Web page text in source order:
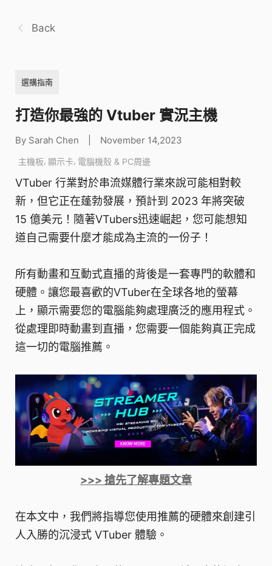
Back
選購指南
打造你最強的 Vtuber 實況主機
By Sarah Chen November 14,2023
主機板, 顯示卡, 電腦機殼 & PC周邊
VTuber 行業對於串流媒體行業來說可能相對較
新，但它正在蓬勃發展，預計到 2023 年將突破
15 億美元！隨著VTubers迅速崛起，您可能想知
道自己需要什麼才能成為主流的一份子！
所有動畫和互動式直播的背後是一套專門的軟體和
硬體。讓您最喜歡的VTuber在全球各地的螢幕
上，顯示需要您的電腦能夠處理廣泛的應用程式。
從處理即時動畫到直播，您需要一個能夠真正完成
這一切的電腦推薦。
>>> 搶先了解專題文章
在本文中，我們將指導您使用推薦的硬體來創建引
人入勝的沉浸式 VTuber 體驗。